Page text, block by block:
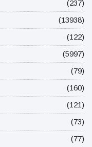
(237)
(13938)
(122)
(5997)
(79)
(160)
(121)
(73)
(77)